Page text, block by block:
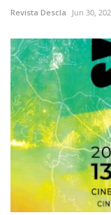
Revista Descla Jun 30,